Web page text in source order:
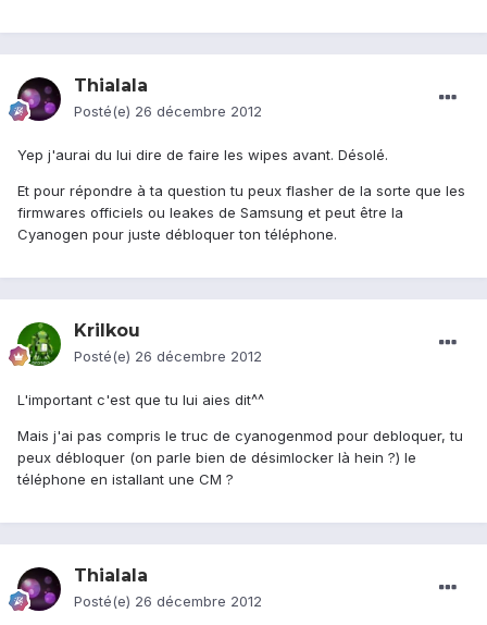
Thialala
Posté(e) 26 décembre 2012
Yep j'aurai du lui dire de faire les wipes avant. Désolé.
Et pour répondre à ta question tu peux flasher de la sorte que les
firmwares officiels ou leakes de Samsung et peut être la
Cyanogen pour juste débloquer ton téléphone.
Krilkou
Posté(e) 26 décembre 2012
L'important c'est que tu lui aies dit^^
Mais j'ai pas compris le truc de cyanogenmod pour debloquer, tu
peux débloquer (on parle bien de désimlocker là hein ?) le
téléphone en istallant une CM ?
Thialala
Posté(e) 26 décembre 2012